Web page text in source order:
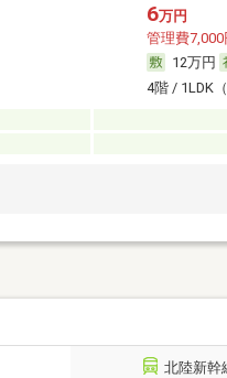
6万円
管理費7,000
12万円
4階 / 1LDK
北陸新幹